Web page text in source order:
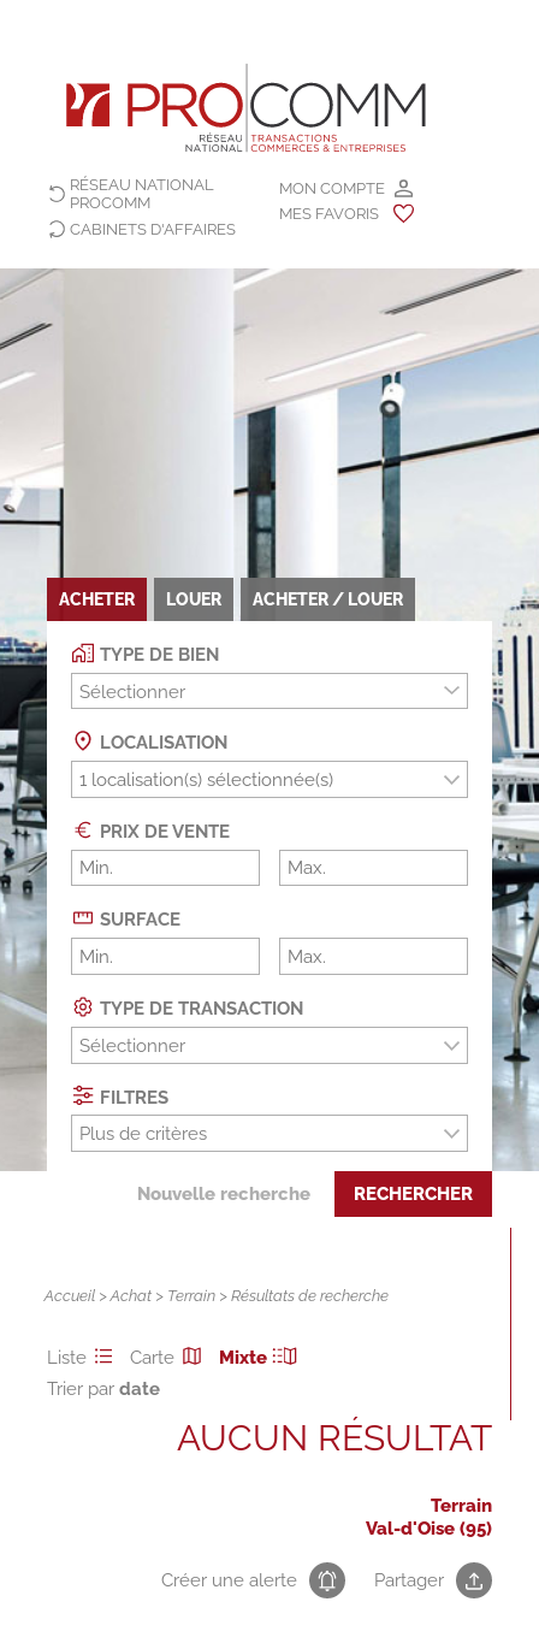
MON COMPTE
MES FAVORIS
RÉSEAU NATIONAL
PROCOMM
CABINETS D'AFFAIRES
ACHETER LOUER ACHETER / LOUER
TYPE DE BIEN
Sélectionner
LOCALISATION
PRIX DE VENTE
SURFACE
TYPE DE TRANSACTION
Sélectionner
FILTRES
Plus de critères
Nouvelle recherche RECHERCHER
Accueil >Achat > Terrain > Résultats de recherche
Liste Carte
Mixte
Trier par
AUCUN RÉSULTAT
Terrain
Val-d'Oise (95)
Créer une alerte Partager